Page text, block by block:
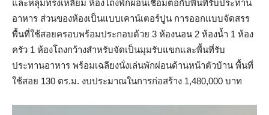
และหลุมทรงเหลี่ยม ห้องโถงพักผ่อนเชื่อมต่อกับพื้นที่รับประทาน
อาหาร ส่วนของห้องเป็นแบบเคาน์เตอร์ปูน การออกแบบจัดสรร
พื้นที่ใช้สอยครอบพร้อมประกอบด้วย 3 ห้องนอน 2 ห้องน้ำ 1 ห้อง
ครัว 1 ห้องโถงกว้างสำหรับจัดเป็นมุมรับแขกและพื้นที่รับ
ประทานอาหาร พร้อมเฉลียงนั่งเล่นพักผ่อนด้านหน้าตัวบ้าน พื้นที่
ใช้สอย 130 ตร.ม. งบประมาณในการก่อสร้าง 1,480,000 บาท